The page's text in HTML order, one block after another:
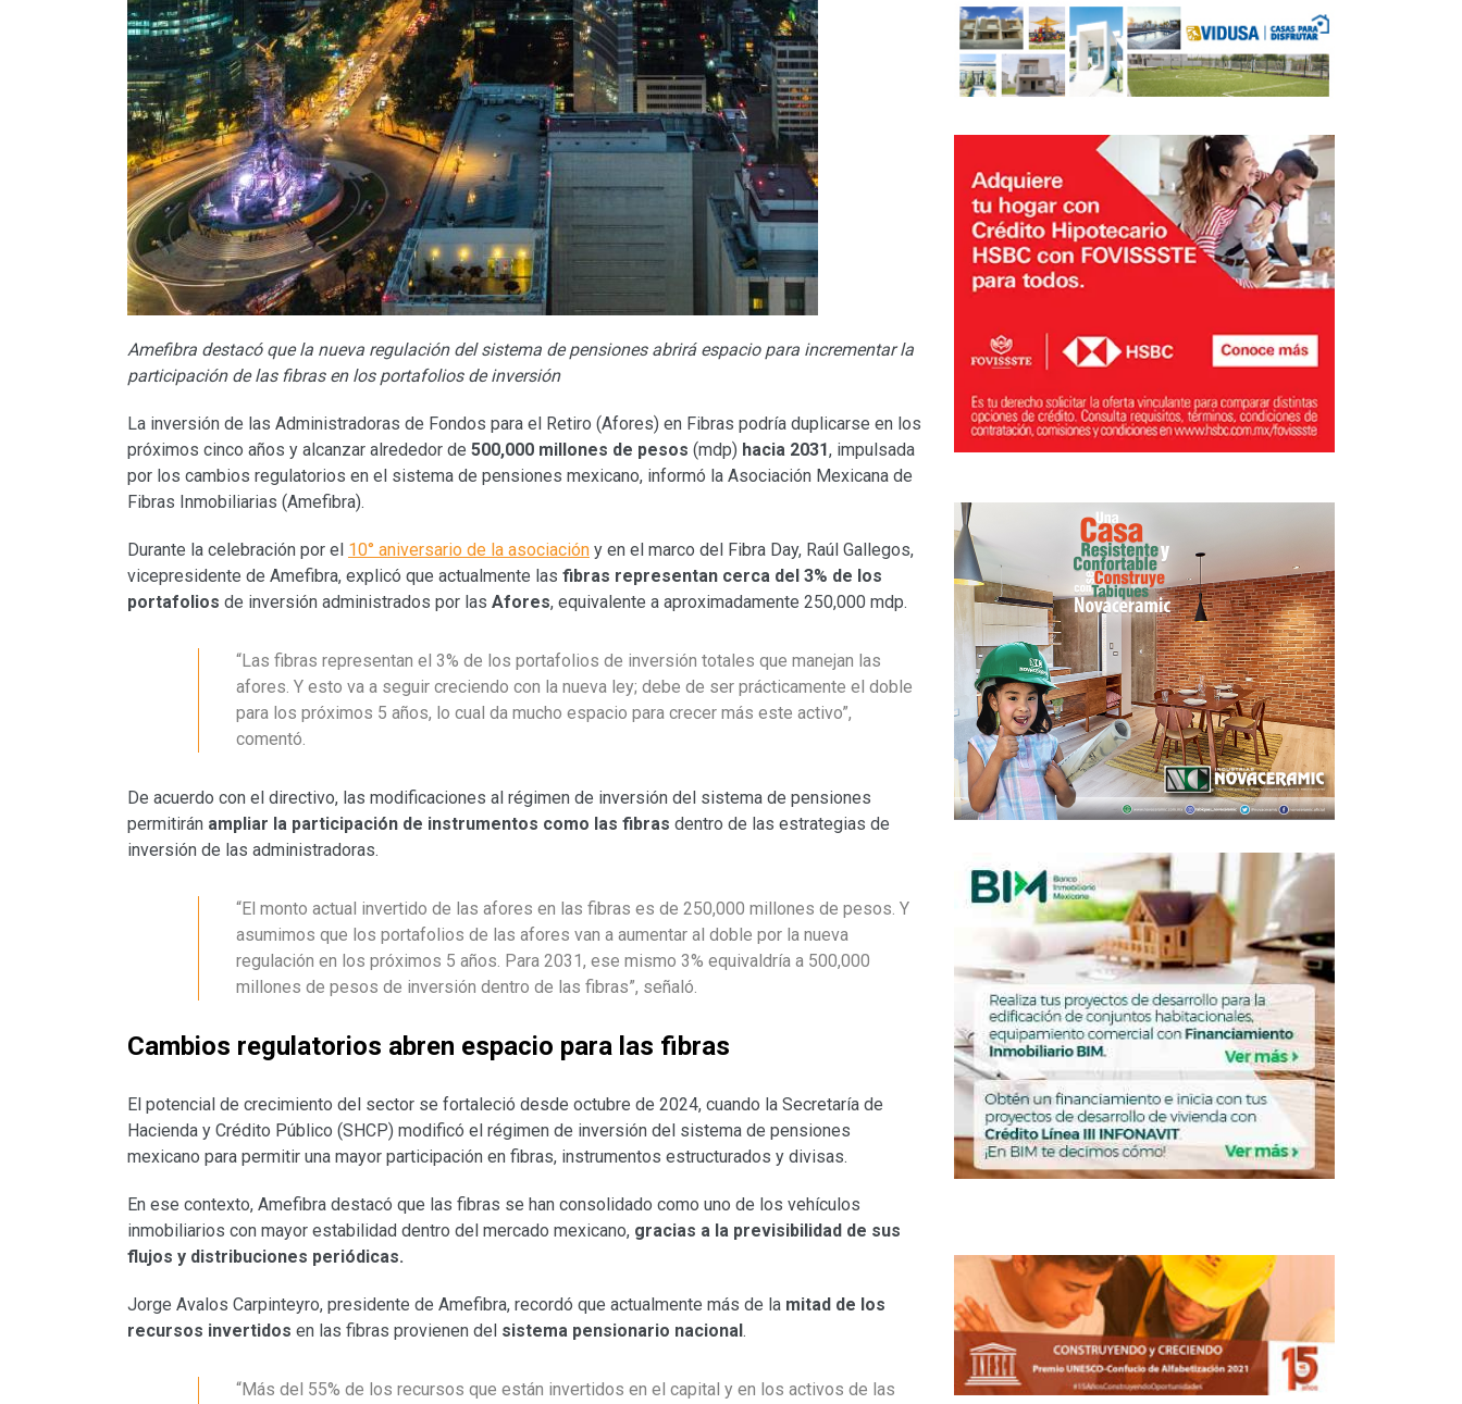
Amefibra destacó que la nueva regulación del sistema de pensiones abrirá espacio para incrementar la
participación de las fibras en los portafolios de inversión
La inversión de las Administradoras de Fondos para el Retiro (Afores) en Fibras podría duplicarse en los
próximos cinco años y alcanzar alrededor de 500,000 millones de pesos (mdp) hacia 2031, impulsada
por los cambios regulatorios en el sistema de pensiones mexicano, informó la Asociación Mexicana de
Fibras Inmobiliarias (Amefibra).
Durante la celebración por el 10° aniversario de la asociación y en el marco del Fibra Day, Raúl Gallegos,
vicepresidente de Amefibra, explicó que actualmente las fibras representan cerca del 3% de los
portafolios de inversión administrados por las Afores, equivalente a aproximadamente 250,000 mdp.
“Las fibras representan el 3% de los portafolios de inversión totales que manejan las
afores. Y esto va a seguir creciendo con la nueva ley; debe de ser prácticamente el doble
para los próximos 5 años, lo cual da mucho espacio para crecer más este activo”,
comentó.
De acuerdo con el directivo, las modificaciones al régimen de inversión del sistema de pensiones
permitirán ampliar la participación de instrumentos como las fibras dentro de las estrategias de
inversión de las administradoras.
“El monto actual invertido de las afores en las fibras es de 250,000 millones de pesos. Y
asumimos que los portafolios de las afores van a aumentar al doble por la nueva
regulación en los próximos 5 años. Para 2031, ese mismo 3% equivaldría a 500,000
millones de pesos de inversión dentro de las fibras”, señaló.
Cambios regulatorios abren espacio para las fibras
El potencial de crecimiento del sector se fortaleció desde octubre de 2024, cuando la Secretaría de
Hacienda y Crédito Público (SHCP) modificó el régimen de inversión del sistema de pensiones
mexicano para permitir una mayor participación en fibras, instrumentos estructurados y divisas.
En ese contexto, Amefibra destacó que las fibras se han consolidado como uno de los vehículos
inmobiliarios con mayor estabilidad dentro del mercado mexicano, gracias a la previsibilidad de sus
flujos y distribuciones periódicas.
Jorge Avalos Carpinteyro, presidente de Amefibra, recordó que actualmente más de la mitad de los
recursos invertidos en las fibras provienen del sistema pensionario nacional .
“Más del 55% de los recursos que están invertidos en el capital y en los activos de las